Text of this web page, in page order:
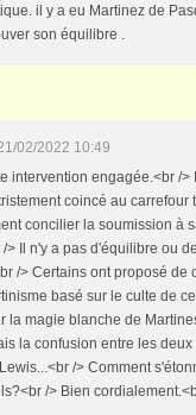
il y a eu Martinez de
son équilibre .
02/2022 10:49
intervention engagée.<br />
coincé au carrefour
concilier la soumission à
> Il n'y a pas d'équilibre ou
/> Certains ont proposé de
basé sur le culte de
la magie blanche de
la confusion entre les
/> Comment
/> Bien